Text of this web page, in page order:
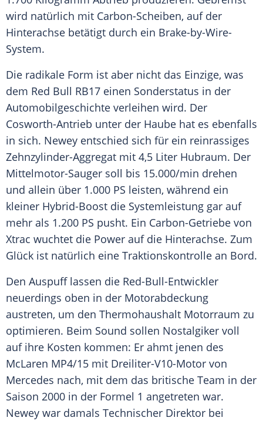
wird natürlich mit Carbon-Scheiben, auf der
Hinterachse betätigt durch ein Brake-by-Wire-
System.
Die radikale Form ist aber nicht das Einzige, was
dem Red Bull RB17 einen Sonderstatus in der
Automobilgeschichte verleihen wird. Der
Cosworth-Antrieb unter der Haube hat es ebenfalls
in sich. Newey entschied sich für ein reinrassiges
Zehnzylinder-Aggregat mit 4,5 Liter Hubraum. Der
Mittelmotor-Sauger soll bis 15.000/min drehen
und allein über 1.000 PS leisten, während ein
kleiner Hybrid-Boost die Systemleistung gar auf
mehr als 1.200 PS pusht. Ein Carbon-Getriebe von
Xtrac wuchtet die Power auf die Hinterachse. Zum
Glück ist natürlich eine Traktionskontrolle an Bord.
Den Auspuff lassen die Red-Bull-Entwickler
neuerdings oben in der Motorabdeckung
austreten, um den Thermohaushalt Motorraum zu
optimieren. Beim Sound sollen Nostalgiker voll
auf ihre Kosten kommen: Er ahmt jenen des
McLaren MP4/15 mit Dreiliter-V10-Motor von
Mercedes nach, mit dem das britische Team in der
Saison 2000 in der Formel 1 angetreten war.
Newey war damals Technischer Direktor bei